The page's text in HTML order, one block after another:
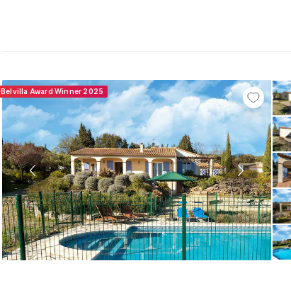
Belvilla Award Winner 2025